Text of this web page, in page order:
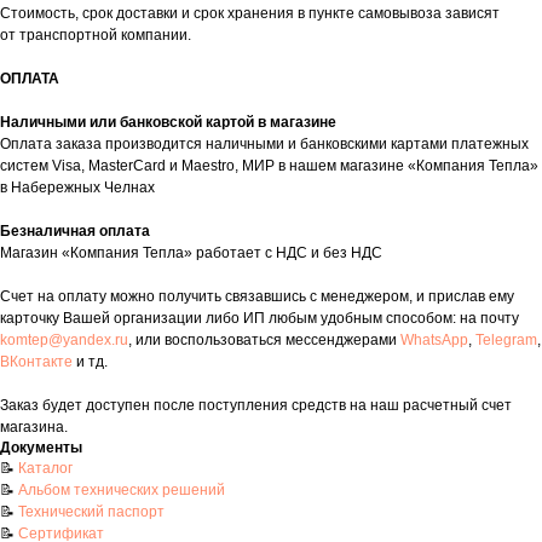
Стоимость, срок доставки и срок хранения в пункте самовывоза зависят
от транспортной компании.
ОПЛАТА
Наличными или банковской картой в магазине
Оплата заказа производится наличными и банковскими картами платежных
систем Visa, MasterCard и Maestro, МИР в нашем магазине «Компания Тепла»
в Набережных Челнах
Безналичная оплата
Магазин «Компания Тепла» работает с НДС и без НДС
Счет на оплату можно получить связавшись с менеджером, и прислав ему
карточку Вашей организации либо ИП любым удобным способом: на почту
komtep@yandex.ru, или воспользоваться мессенджерами WhatsApp, Telegram,
ВКонтакте и тд.
Заказ будет доступен после поступления средств на наш расчетный счет
магазина.
Документы
📝 Каталог
📝 Альбом технических решений
📝 Технический паспорт
📝 Сертификат
Контакты
Почта: komtep@yandex.ru
+7 (8552) 78-33-11
Заказать звонок
Каталог О компании Акции Статьи